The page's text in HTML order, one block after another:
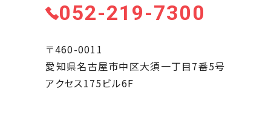
052-219-7300
〒460-0011
愛知県名古屋市中区大須一丁目7番5号
アクセス175ビル6F